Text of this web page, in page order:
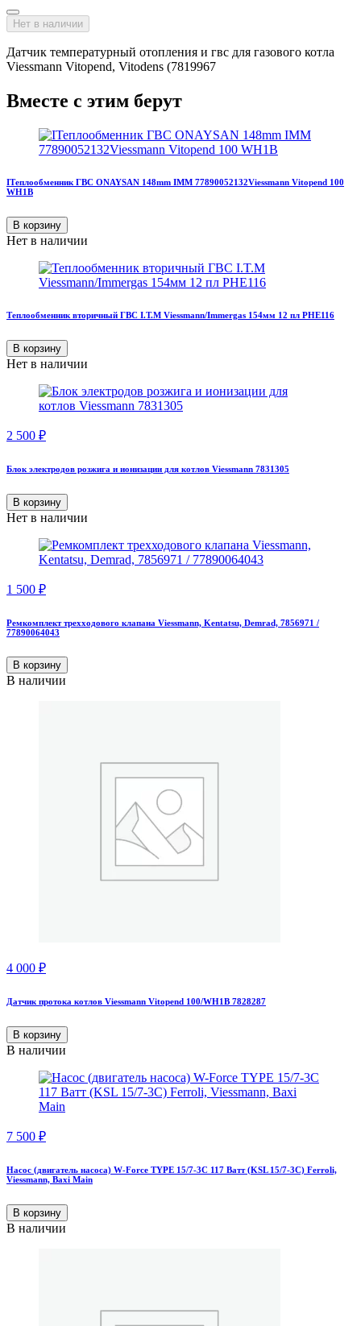
Нет в наличии
Датчик температурный отопления и гвс для газового котла
Viessmann Vitopend, Vitodens (7819967
Вместе с этим берут
IТеплообменник ГВС ONAYSAN 148mm IMM 77890052132Viessmann Vitopend 100
WH1B
В корзину
Нет в наличии
Теплообменник вторичный ГВС I.T.M Viessmann/Immergas 154мм 12 пл PHE116
В корзину
Нет в наличии
2 500 ₽
Блок электродов розжига и ионизации для котлов Viessmann 7831305
В корзину
Нет в наличии
1 500 ₽
Ремкомплект трехходового клапана Viessmann, Kentatsu, Demrad, 7856971 /
77890064043
В корзину
В наличии
4 000 ₽
Датчик протока котлов Viessmann Vitopend 100/WH1B 7828287
В корзину
В наличии
7 500 ₽
Насос (двигатель насоса) W-Force TYPE 15/7-3C 117 Ватт (KSL 15/7-3С) Ferroli,
Viessmann, Baxi Main
В корзину
В наличии